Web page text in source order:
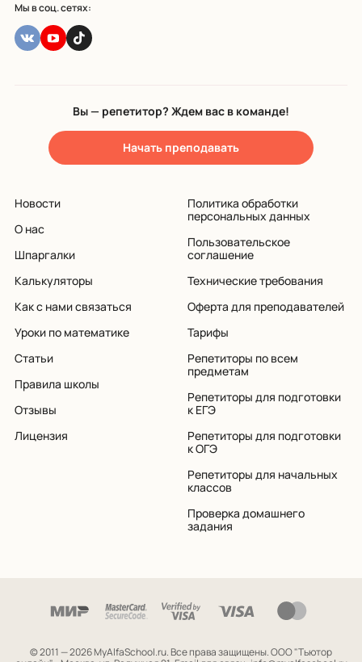
Мы в соц. сетях:
Вы — репетитор? Ждем вас в команде!
Начать преподавать
Новости
О нас
Шпаргалки
Калькуляторы
Как с нами связаться
Уроки по математике
Статьи
Правила школы
Отзывы
Лицензия
Политика обработки
персональных данных
Пользовательское
соглашение
Технические требования
Оферта для преподавателей
Тарифы
Репетиторы по всем
предметам
Репетиторы для подготовки
к ЕГЭ
Репетиторы для подготовки
к ОГЭ
Репетиторы для начальных
классов
Проверка домашнего
задания
© 2011 — 2026 MyAlfaSchool.ru. Все права защищены.ООО "Тьютор